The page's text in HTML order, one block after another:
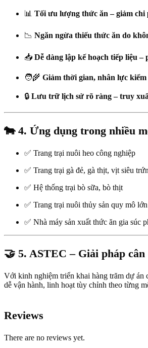
📊 Tối ưu lượng thức ăn – giảm chi
📉 Ngăn ngừa thiếu thức ăn do
📥 Dễ dàng lập kế hoạch tiếp liệu
🧑‍🌾 Giảm thời gian, nhân lực
🔒 Lưu trữ lịch sử rõ ràng – truy
🐄 4. Ứng dụng trong nhiều
✅ Trang trại nuôi heo công nghiệp
✅ Trang trại gà đẻ, gà thịt, vịt siêu
✅ Hệ thống trại bò sữa, bò thịt
✅ Trang trại nuôi thủy sản quy mô
✅ Nhà máy sản xuất thức ăn gia súc
🤝 5. ASTEC – Giải pháp
Với kinh nghiệm triển khai hàng trăm dự án
dễ vận hành, linh hoạt tùy chỉnh theo từng
Reviews
There are no reviews yet.